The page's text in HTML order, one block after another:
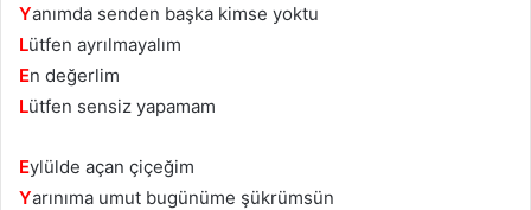
Yanımda senden başka kimse yoktu
Lütfen ayrılmayalım
En değerlim
Lütfen sensiz yapamam
Eylülde açan çiçeğim
Yarınıma umut bugünüme şükrümsün